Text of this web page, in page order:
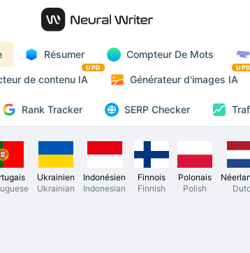
Résumer Compteur De Mots
de contenu IA
UPD
Générateur d'images IA
UPD
Rank Tracker SERP Checker
Ukrainien
Ukrainian
Indonésien
Indonesian
Finnois
Finnish
Polonais
Polish